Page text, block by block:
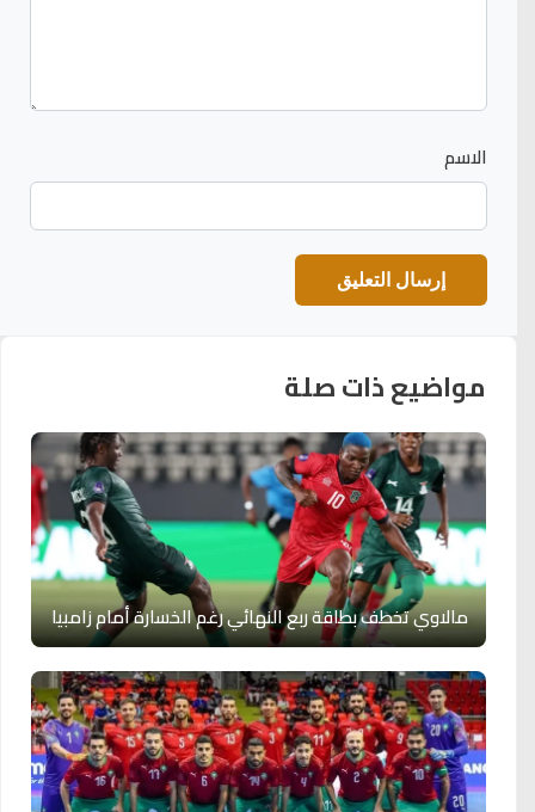
الاسم
مواضيع ذات صلة
مالاوي تخطف بطاقة ربع النهائي رغم الخسارة أمام زامبيا